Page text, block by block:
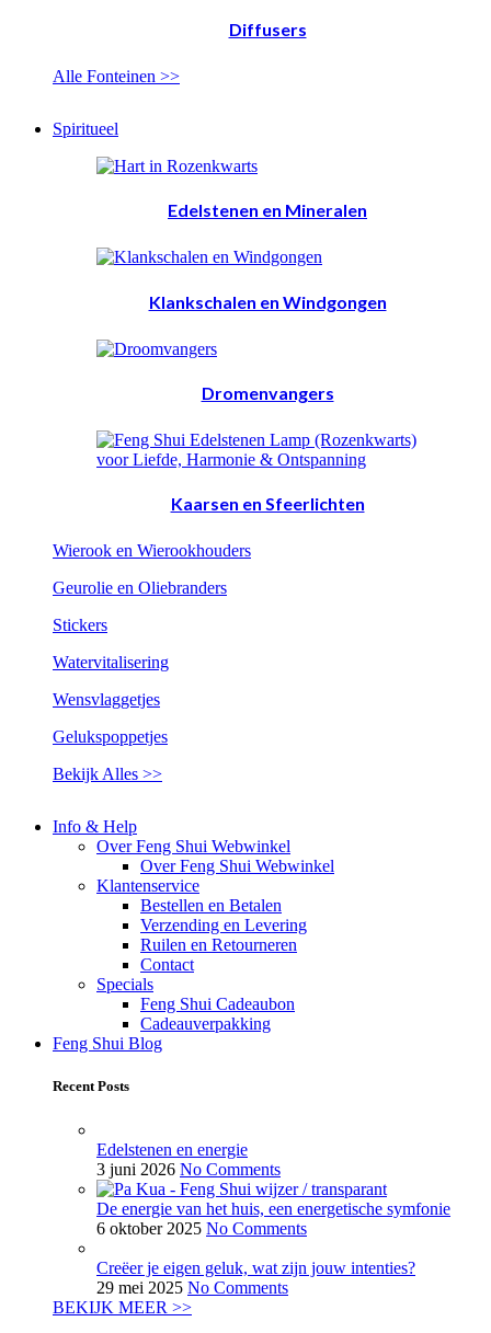
Diffusers
Alle Fonteinen >>
Spiritueel
Edelstenen en Mineralen
Klankschalen en Windgongen
Dromenvangers
Kaarsen en Sfeerlichten
Wierook en Wierookhouders
Geurolie en Oliebranders
Stickers
Watervitalisering
Wensvlaggetjes
Gelukspoppetjes
Bekijk Alles >>
Info & Help
Over Feng Shui Webwinkel
Over Feng Shui Webwinkel
Klantenservice
Bestellen en Betalen
Verzending en Levering
Ruilen en Retourneren
Contact
Specials
Feng Shui Cadeaubon
Cadeauverpakking
Feng Shui Blog
Recent Posts
Edelstenen en energie
3 juni 2026 No Comments
De energie van het huis, een energetische symfonie
6 oktober 2025 No Comments
Creëer je eigen geluk, wat zijn jouw intenties?
29 mei 2025 No Comments
BEKIJK MEER >>